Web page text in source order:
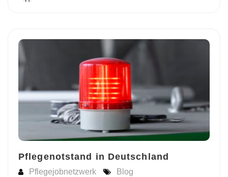
Pflegenotstand in Deutschland
Pflegejobnetzwerk Blog